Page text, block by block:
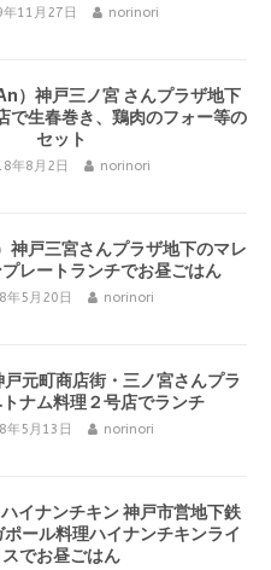
11月27日 norinori
）神戸三ノ宮 さんプラザ地下
で生春巻き、鶏肉のフォー等の
セット
年8月2日 norinori
神戸三宮さんプラザ地下のマレ
レートランチでお昼ごはん
年5月20日 norinori
元町商店街・三ノ宮さんプラ
ナム料理２号店でランチ
年5月13日 norinori
ハイナンチキン 神戸市営地下鉄
ール料理ハイナンチキンライ
スでお昼ごはん